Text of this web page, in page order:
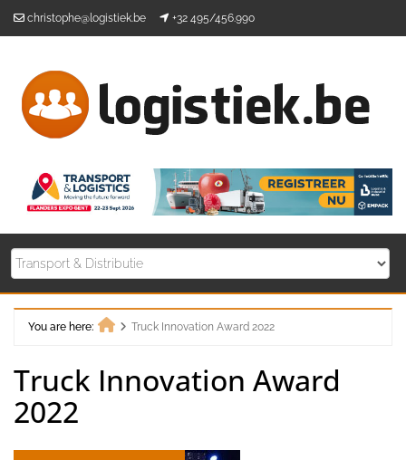
christophe@logistiek.be +32 495/456.990
You are here:
Truck Innovation Award 2022
Truck Innovation Award
2022